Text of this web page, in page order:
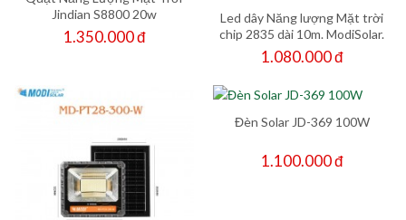
Jindian S8800 20w
1.350.000 đ
Led dây Năng lượng Mặt trời
chip 2835 dài 10m. ModiSolar.
Model MD-SSL
1.080.000 đ
Đèn Solar JD-369 100W
1.100.000 đ